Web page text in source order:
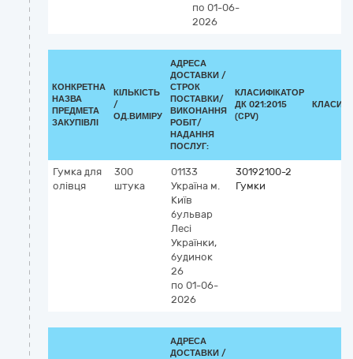
по 01-06-
2026
КОНКРЕТНА
НАЗВА
ПРЕДМЕТА
ЗАКУПІВЛІ
КІЛЬКІСТЬ
/
ОД.ВИМІРУ
АДРЕСА
ДОСТАВКИ /
СТРОК
ПОСТАВКИ/
ВИКОНАННЯ
РОБІТ/
НАДАННЯ
ПОСЛУГ:
КЛАСИФІКАТОР
ДК 021:2015
(CPV)
Гумка для
олівця
300
штука
01133
Україна м.
Київ
бульвар
Лесі
Українки,
будинок
26
по 01-06-
2026
30192100-2
Гумки
АДРЕСА
ДОСТАВКИ /